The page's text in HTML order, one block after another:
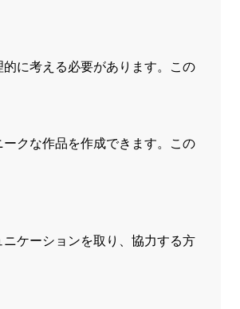
に考える必要があります。この
クな作品を作成できます。この
ケーションを取り、協力する方